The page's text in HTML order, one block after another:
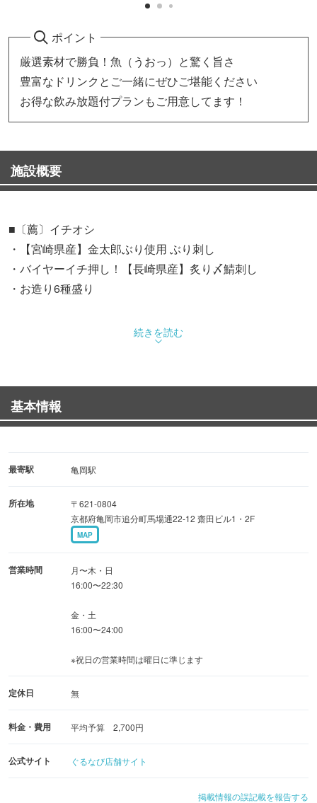
ポイント
厳選素材で勝負！魚（うおっ）と驚く旨さ
豊富なドリンクとご一緒にぜひご堪能ください
お得な飲み放題付プランもご用意してます！
施設概要
■〔薦〕イチオシ
・【宮崎県産】金太郎ぶり使用 ぶり刺し
・バイヤーイチ押し！【長崎県産】炙り〆鯖刺し
・お造り6種盛り
■お料理もセットでお得！2時間飲み放題付きコース
た満足コース【全8品】5,000円
≪人気コース≫
・鶏とろ肩肉の旨塩陶板焼と刺身3種盛りが付いたお手軽
・自慢のもつ鍋と刺身3種盛りが付いた名物コース【全8
続きを読む
基本情報
最寄駅 亀岡駅
所在地
〒621-0804
京都府亀岡市追分町馬場通22-12 齋田ビル1・2F
MAP
営業時間
月〜木・日
16:00〜22:30
金・土
16:00〜24:00
※祝日の営業時間は曜日に準じます
定休日 無
料金・費用 平均予算 2,700円
公式サイト ぐるなび店舗サイト
掲載情報の誤記載を報告する